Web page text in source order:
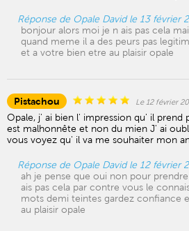
Réponse de Opale David le 13 février
bonjour alors moi je n ais pas cela
quand meme il a des peurs pas
et a votre bien etre au plaisir opale
Pistachou Le 12 février
Opale, j' ai bien l' impression qu' il prend
est malhonnête et non du mien J' ai
vous voyez qu' il va me souhaiter mon
Réponse de Opale David le 12 février
ah je pense que oui non pour
ais pas cela par contre vous le
mots demi teintes gardez confiance
au plaisir opale